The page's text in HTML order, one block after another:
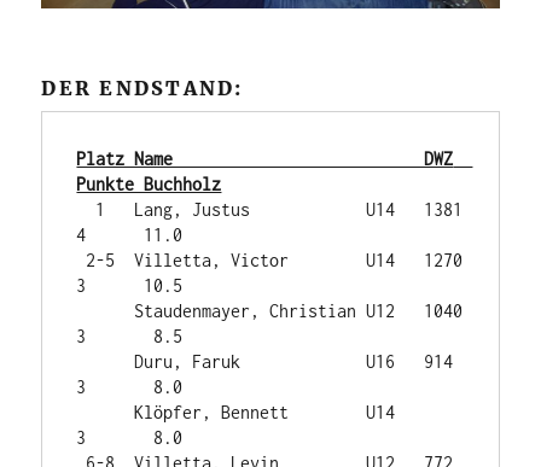
DER ENDSTAND:
Platz Name                          DWZ
Punkte Buchholz
4      11.0
3      10.5
3       8.5
      Duru, Faruk             U16   914
3       8.0
      Klöpfer, Bennett        U14
3       8.0